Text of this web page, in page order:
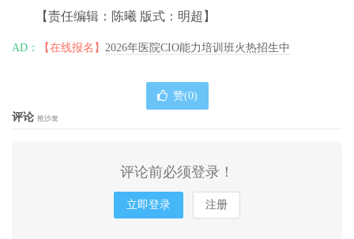
【责任编辑：陈曦 版式：明超】
AD： 【在线报名】 2026年医院CIO能力培训班火热招生中
赞(0)
评论 抢沙发
评论前必须登录！
立即登录 注册